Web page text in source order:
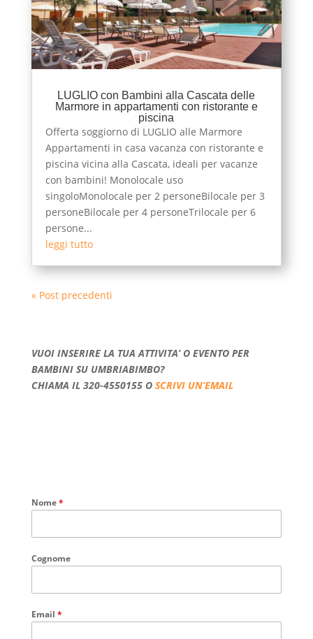
LUGLIO con Bambini alla Cascata delle
Marmore in appartamenti con ristorante e
piscina
Offerta soggiorno di LUGLIO alle Marmore
Appartamenti in casa vacanza con ristorante e
piscina vicina alla Cascata, ideali per vacanze
con bambini! Monolocale uso
singoloMonolocale per 2 personeBilocale per 3
personeBilocale per 4 personeTrilocale per 6
persone...
leggi tutto
« Post precedenti
VUOI INSERIRE LA TUA ATTIVITA’ O EVENTO PER
BAMBINI SU UMBRIABIMBO?
CHIAMA IL 320-4550155 O SCRIVI UN’EMAIL
Nome*
Cognome
Email *